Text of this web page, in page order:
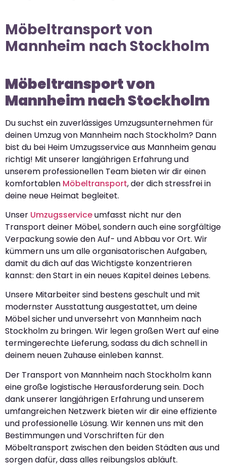
Möbeltransport von
Mannheim nach Stockholm
Möbeltransport von
Mannheim nach Stockholm
Du suchst ein zuverlässiges Umzugsunternehmen für
deinen Umzug von Mannheim nach Stockholm? Dann
bist du bei Heim Umzugsservice aus Mannheim genau
richtig! Mit unserer langjährigen Erfahrung und
unserem professionellen Team bieten wir dir einen
komfortablen Möbeltransport, der dich stressfrei in
deine neue Heimat begleitet.
Unser Umzugsserviceumfasst nicht nur den
Transport deiner Möbel, sondern auch eine sorgfältige
Verpackung sowie den Auf- und Abbau vor Ort. Wir
kümmern uns um alle organisatorischen Aufgaben,
damit du dich auf das Wichtigste konzentrieren
kannst: den Start in ein neues Kapitel deines Lebens.
Unsere Mitarbeiter sind bestens geschult und mit
modernster Ausstattung ausgestattet, um deine
Möbel sicher und unversehrt von Mannheim nach
Stockholm zu bringen. Wir legen großen Wert auf eine
termingerechte Lieferung, sodass du dich schnell in
deinem neuen Zuhause einleben kannst.
Der Transport von Mannheim nach Stockholm kann
eine große logistische Herausforderung sein. Doch
dank unserer langjährigen Erfahrung und unserem
umfangreichen Netzwerk bieten wir dir eine effiziente
und professionelle Lösung. Wir kennen uns mit den
Bestimmungen und Vorschriften für den
Möbeltransport zwischen den beiden Städten aus und
sorgen dafür, dass alles reibungslos abläuft.